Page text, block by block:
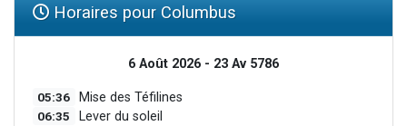
Horaires pour Columbus
6 Août 2026 - 23 Av 5786
05:36 Mise des Téfilines
06:35 Lever du soleil